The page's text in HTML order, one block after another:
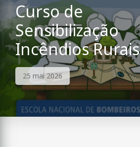
Curso de
Sensibilização
Incêndios Rurais
25 mai 2026